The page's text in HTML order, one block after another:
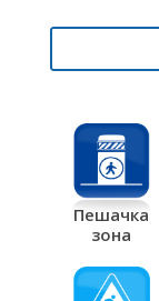
Пешачка
зона